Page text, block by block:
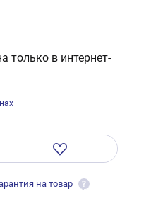
только в интернет-
на товар ?